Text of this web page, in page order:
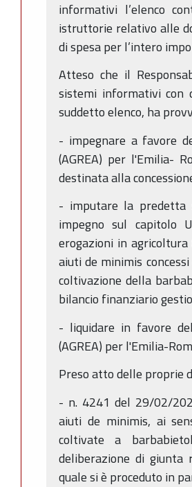
informativi l’elenco
istruttorie relativo alle
di spesa per l’intero
Atteso che il
sistemi informativi con
suddetto elenco, ha
- impegnare a favore
(AGREA) per l'Emilia-
destinata alla
- imputare la predetta
impegno sul capitolo
erogazioni in
aiuti de minimis
coltivazione della
bilancio finanziario
- liquidare in favore
(AGREA) per l'Emilia-
Preso atto delle proprie
- n. 4241 del 29/02/
aiuti de minimis, ai
coltivate a
deliberazione di giunta
quale si è proceduto in